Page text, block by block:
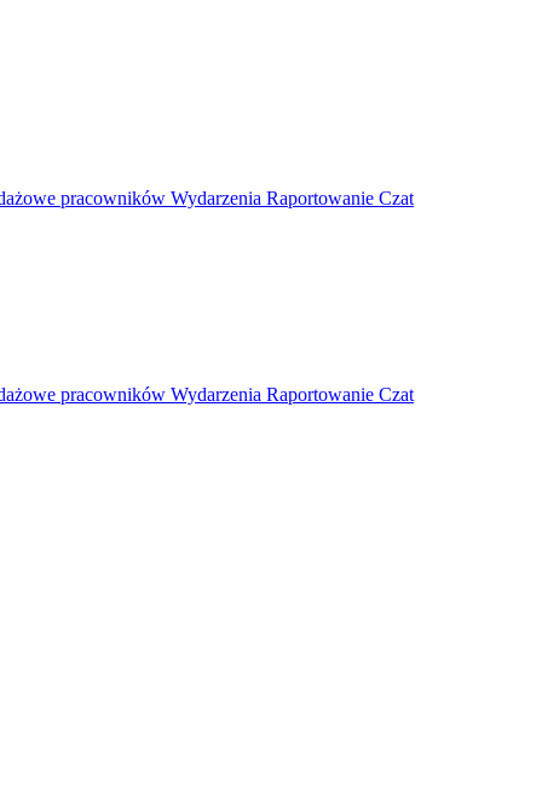
pracowników Wydarzenia Raportowanie Czat
pracowników Wydarzenia Raportowanie Czat